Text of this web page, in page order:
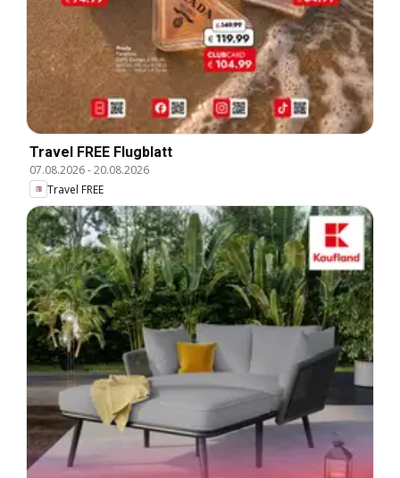
Travel FREE Flugblatt
07.08.2026-20.08.2026
Travel FREE